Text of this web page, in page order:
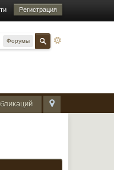
Регистрация
Форумы